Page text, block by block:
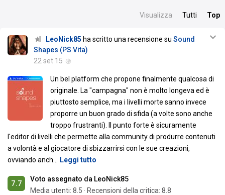
Visualizza Tutti Top
LeoNick85 ha scritto una recensione su Sound
Shapes (PS Vita)
22 set 15
Un bel platform che propone finalmente qualcosa di
originale. La "campagna" non è molto longeva ed è
piuttosto semplice, ma i livelli morte sanno invece
proporre un buon grado di sfida (a volte sono anche
troppo frustranti). Il punto forte è sicuramente
l'editor di livelli che permette alla community di produrre contenuti
a volontà e al giocatore di sbizzarrirsi con le sue creazioni,
ovviando anch
Leggi tutto
7.7
Voto assegnato da LeoNick85
Media utenti: 8.5 · Recensioni della critica: 8.8